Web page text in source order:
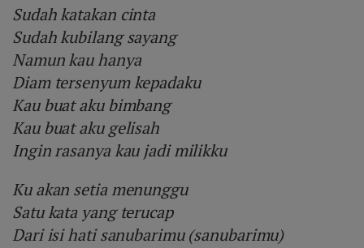
Sudah katakan cinta
Sudah kubilang sayang
Namun kau hanya
Diam tersenyum kepadaku
Kau buat aku bimbang
Kau buat aku gelisah
Ingin rasanya kau jadi milikku
Ku akan setia menunggu
Satu kata yang terucap
Dari isi hati sanubarimu (sanubarimu)